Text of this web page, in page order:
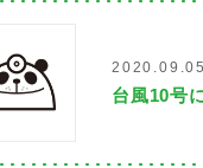
2020.09.05
台風10号